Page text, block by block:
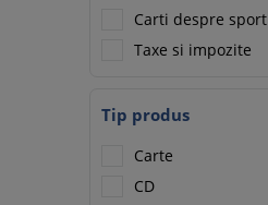
Carti despre sport
Taxe si impozite
Tip produs
Carte
CD